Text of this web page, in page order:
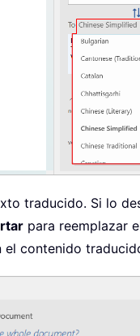
traducido. Si lo
para reemplazar
el contenido